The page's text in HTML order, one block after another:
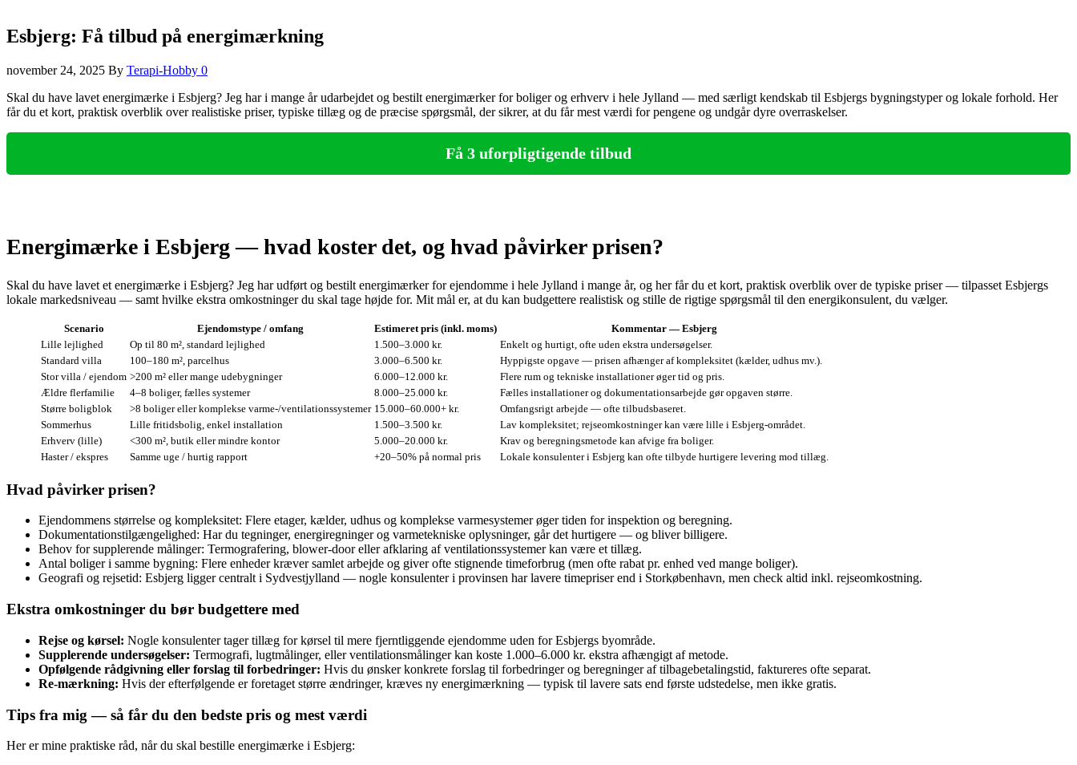
Esbjerg: Få tilbud på energimærkning
november 24, 2025 By Terapi-Hobby 0
Skal du have lavet energimærke i Esbjerg? Jeg har i mange år udarbejdet og bestilt energimærker for boliger og erhverv i hele Jylland — med særligt kendskab til Esbjergs bygningstyper og lokale forhold. Her
får du et kort, praktisk overblik over realistiske priser, typiske tillæg og de præcise spørgsmål, der sikrer, at du får mest værdi for pengene og undgår dyre overraskelser.
Få 3 uforpligtigende tilbud
Energimærke i Esbjerg — hvad koster det, og hvad påvirker prisen?
Skal du have lavet et energimærke i Esbjerg? Jeg har udført og bestilt energimærker for ejendomme i hele Jylland i mange år, og her får du et kort, praktisk overblik over de typiske priser — tilpasset Esbjergs
lokale markedsniveau — samt hvilke ekstra omkostninger du skal tage højde for. Mit mål er, at du kan budgettere realistisk og stille de rigtige spørgsmål til den energikonsulent, du vælger.
Scenario Ejendomstype / omfang Estimeret pris (inkl. moms)
Kommentar — Esbjerg
Lille lejlighed
Op til 80 m², standard lejlighed 1.500–3.000 kr.
Enkelt og hurtigt, ofte uden ekstra undersøgelser.
Standard villa
100–180 m², parcelhus 3.000–6.500 kr.
Hyppigste opgave — prisen afhænger af kompleksitet (kælder, udhus mv.).
Stor villa / ejendom >200 m² eller mange udebygninger 6.000–12.000 kr.
Flere rum og tekniske installationer øger tid og pris.
Ældre flerfamilie
4–8 boliger, fælles systemer 8.000–25.000 kr.
Fælles installationer og dokumentationsarbejde gør opgaven større.
Større boligblok
>8 boliger eller komplekse varme-/ventilationssystemer 15.000–60.000+ kr.
Omfangsrigt arbejde — ofte tilbudsbaseret.
Sommerhus
Lille fritidsbolig, enkel installation 1.500–3.500 kr.
Lav kompleksitet; rejseomkostninger kan være lille i Esbjerg-området.
Erhverv (lille)
<300 m², butik eller mindre kontor 5.000–20.000 kr.
Krav og beregningsmetode kan afvige fra boliger.
Haster / ekspres
Samme uge / hurtig rapport +20–50% på normal pris Lokale konsulenter i Esbjerg kan ofte tilbyde hurtigere levering mod tillæg.
Hvad påvirker prisen?
Ejendommens størrelse og kompleksitet: Flere etager, kælder, udhus og komplekse varmesystemer øger tiden for inspektion og beregning.
Dokumentationstilgængelighed: Har du tegninger, energiregninger og varmetekniske oplysninger, går det hurtigere — og bliver billigere.
Behov for supplerende målinger: Termografering, blower‑door eller afklaring af ventilationssystemer kan være et tillæg.
Antal boliger i samme bygning: Flere enheder kræver samlet arbejde og giver ofte stignende timeforbrug (men ofte rabat pr. enhed ved mange boliger).
Geografi og rejsetid: Esbjerg ligger centralt i Sydvestjylland — nogle konsulenter i provinsen har lavere timepriser end i Storkøbenhavn, men check altid inkl. rejseomkostning.
Ekstra omkostninger du bør budgettere med
Rejse og kørsel: Nogle konsulenter tager tillæg for kørsel til mere fjerntliggende ejendomme uden for Esbjergs byområde.
Supplerende undersøgelser: Termografi, lugtmålinger, eller ventilationsmålinger kan koste 1.000–6.000 kr. ekstra afhængigt af metode.
Opfølgende rådgivning eller forslag til forbedringer: Hvis du ønsker konkrete forslag til forbedringer og beregninger af tilbagebetalingstid, faktureres ofte separat.
Re‑mærkning: Hvis der efterfølgende er foretaget større ændringer, kræves ny energimærkning — typisk til lavere sats end første udstedelse, men ikke gratis.
Tips fra mig — så får du den bedste pris og mest værdi
Her er mine praktiske råd, når du skal bestille energimærke i Esbjerg: